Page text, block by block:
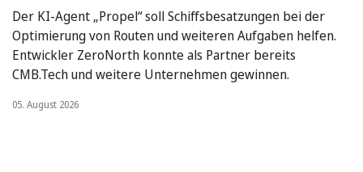
Der KI-Agent „Propel“ soll Schiffsbesatzungen bei der
Optimierung von Routen und weiteren Aufgaben helfen.
Entwickler ZeroNorth konnte als Partner bereits
CMB.Tech und weitere Unternehmen gewinnen.
05. August 2026